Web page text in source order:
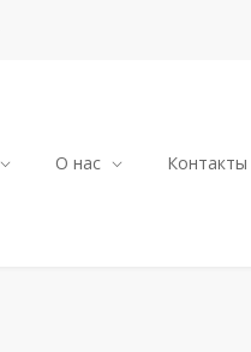
О нас Контакты